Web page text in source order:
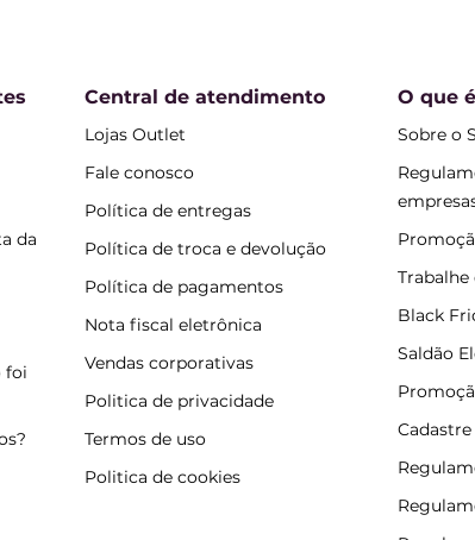
da
foi
Central de atendimento
Lojas Outlet
Fale conosco
Política de entregas
Política de troca e devolução
Política de pagamentos
Nota fiscal eletrônica
Vendas corporativas
Politica de privacidade
Termos de uso
Politica de cookies
O que
Sobre o
Trabalhe
Black
Saldão